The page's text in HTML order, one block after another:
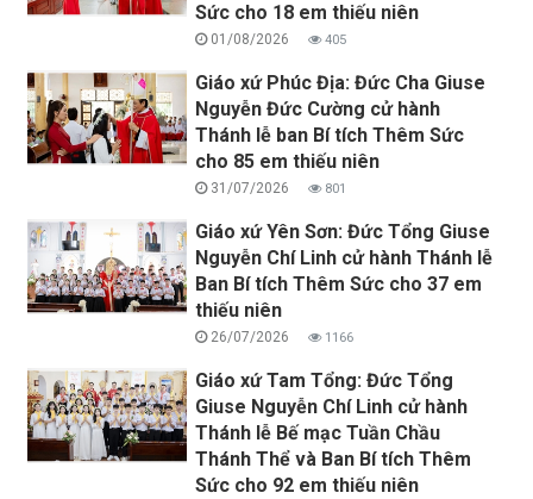
Sức cho 18 em thiếu niên
01/08/2026 405
Giáo xứ Phúc Địa: Đức Cha Giuse
Nguyễn Đức Cường cử hành
Thánh lễ ban Bí tích Thêm Sức
cho 85 em thiếu niên
31/07/2026 801
Giáo xứ Yên Sơn: Đức Tổng Giuse
Nguyễn Chí Linh cử hành Thánh lễ
Ban Bí tích Thêm Sức cho 37 em
thiếu niên
26/07/2026 1166
Giáo xứ Tam Tổng: Đức Tổng
Giuse Nguyễn Chí Linh cử hành
Thánh lễ Bế mạc Tuần Chầu
Thánh Thể và Ban Bí tích Thêm
Sức cho 92 em thiếu niên